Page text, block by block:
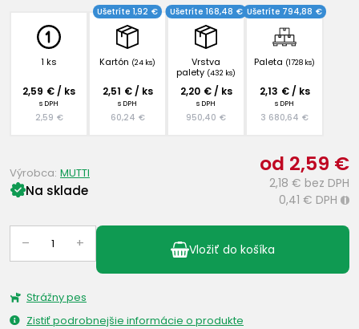
1 ks
2,59 € / ks
s DPH
2,59 €
Kartón (24 ks)
Ušetríte 1,92 €
2,51 € / ks
s DPH
60,24 €
Vrstva
palety (432 ks)
Ušetríte 168,48 €
2,20 € / ks
s DPH
950,40 €
Paleta (1728 ks)
Ušetríte 794,88 €
2,13 € / ks
s DPH
3 680,64 €
od 2,59 €
2,18 € bez DPH
0,41 € DPH i
Na sklade
Výrobca: MUTTI
– + Vložiť do košíka
Strážny pes
Zistiť podrobnejšie informácie o produkte